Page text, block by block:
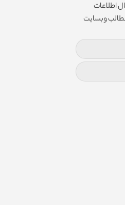
اطلاعات
وبسایت